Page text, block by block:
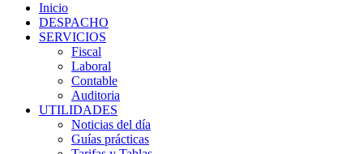
Inicio
DESPACHO
SERVICIOS
Fiscal
Laboral
Contable
Auditoria
UTILIDADES
Noticias del día
Guías prácticas